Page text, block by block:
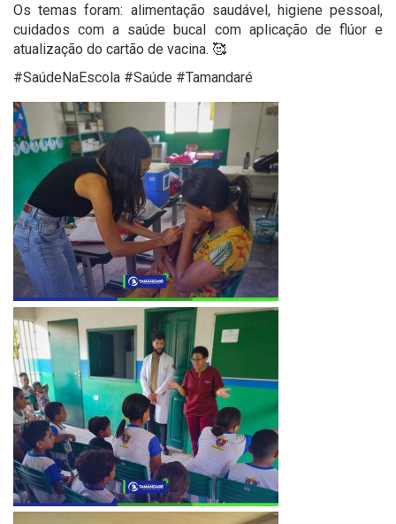
Os temas foram: alimentação saudável, higiene pessoal,
cuidados com a saúde bucal com aplicação de flúor e
atualização do cartão de vacina. 🥰
#SaúdeNaEscola #Saúde #Tamandaré